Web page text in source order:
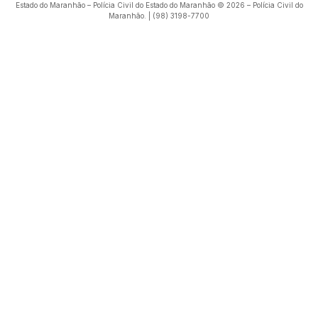
Estado do Maranhão – Polícia Civil do Estado do Maranhão © 2026 – Polícia Civil do
Maranhão. | (98) 3198-7700